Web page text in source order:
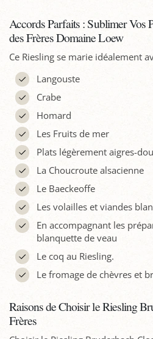
Accords Parfaits : Sublimer Vos
des Frères Domaine Loew
Ce Riesling se marie idéalement
Langouste
Crabe
Homard
Les Fruits de mer
Plats légèrement aigres-
La Choucroute alsacienne
Le Baeckeoffe
Les volailles et viandes
En accompagnant les
blanquette de veau
Le coq au Riesling.
Le fromage de chèvres et
Raisons de Choisir le Riesling
Frères